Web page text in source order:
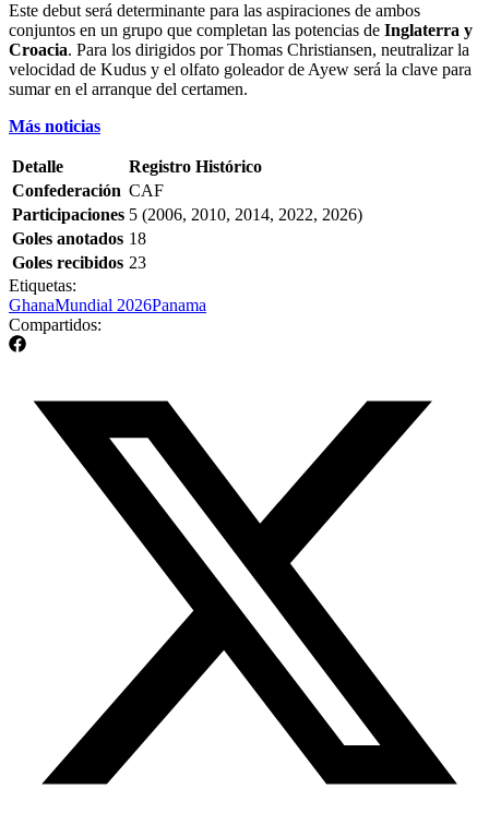
Este debut será determinante para las aspiraciones de ambos
conjuntos en un grupo que completan las potencias de Inglaterra y
Croacia. Para los dirigidos por Thomas Christiansen, neutralizar la
velocidad de Kudus y el olfato goleador de Ayew será la clave para
sumar en el arranque del certamen.
Más noticias
Detalle
Registro Histórico
Confederación CAF
Participaciones 5 (2006, 2010, 2014, 2022, 2026)
Goles anotados 18
Goles recibidos 23
Etiquetas:
GhanaMundial 2026Panama
Compartidos: